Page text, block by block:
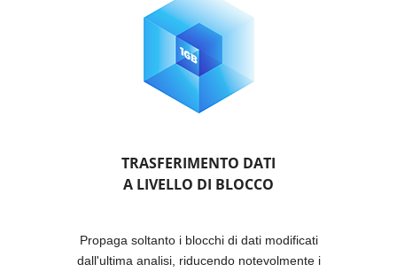
TRASFERIMENTO DATI
A LIVELLO DI BLOCCO
Propaga soltanto i blocchi di dati modificati
dall'ultima analisi, riducendo notevolmente i